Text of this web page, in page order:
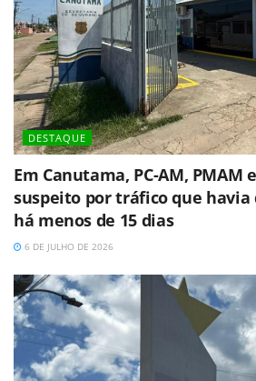
DESTAQUE
Em Canutama, PC-AM, PMAM
suspeito por tráfico que havia
há menos de 15 dias
6 DE JULHO DE 2026